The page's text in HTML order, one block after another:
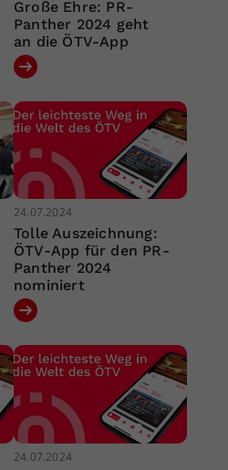
Große Ehre: PR-
Panther 2024 geht
an die ÖTV-App
24.07.2024
Tolle Auszeichnung:
ÖTV-App für den PR-
Panther 2024
nominiert
24.07.2024